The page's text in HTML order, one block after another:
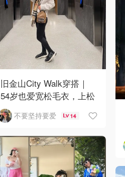
旧金山City Walk穿搭｜
54岁也爱宽松毛衣，上松
下紧真的很救比例
不要坚持要爱 14